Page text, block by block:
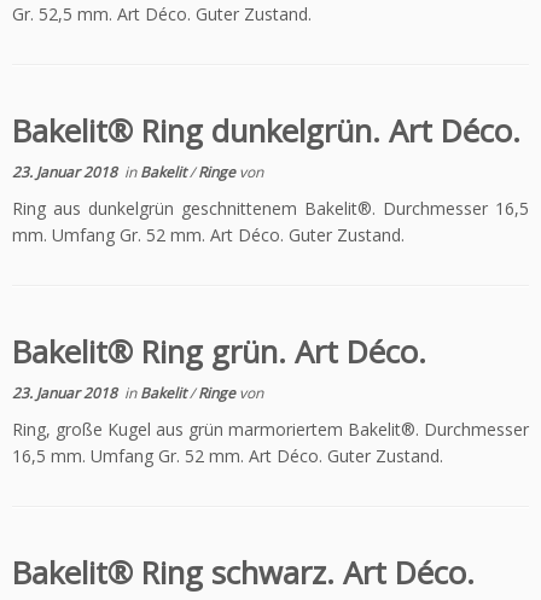
Gr. 52,5 mm. Art Déco. Guter Zustand.
Bakelit® Ring dunkelgrün. Art Déco.
23. Januar 2018inBakelit/Ringevon
Ring aus dunkelgrün geschnittenem Bakelit®. Durchmesser 16,5
mm. Umfang Gr. 52 mm. Art Déco. Guter Zustand.
Bakelit® Ring grün. Art Déco.
23. Januar 2018inBakelit/Ringevon
Ring, große Kugel aus grün marmoriertem Bakelit®. Durchmesser
16,5 mm. Umfang Gr. 52 mm. Art Déco. Guter Zustand.
Bakelit® Ring schwarz. Art Déco.